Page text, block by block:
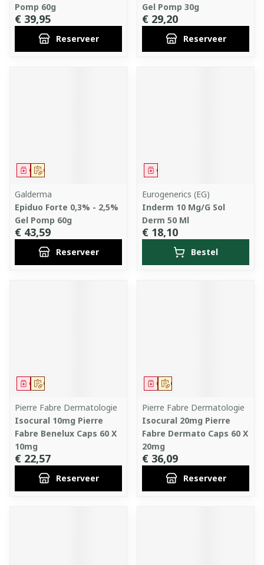
Pomp 60g
€ 39,95
Reserveer
Gel Pomp 30g
€ 29,20
Reserveer
Op voorschrift
Geneesmiddel
Galderma
Epiduo Forte 0,3% - 2,5%
Gel Pomp 60g
€ 43,59
Reserveer
Geneesmiddel
Eurogenerics (EG)
Inderm 10 Mg/G Sol
Derm 50 Ml
€ 18,10
Bestel
Op voorschrift
Geneesmiddel
Pierre Fabre Dermatologie
Isocural 10mg Pierre
Fabre Benelux Caps 60 X
10mg
€ 22,57
Reserveer
Op voorschrift
Geneesmiddel
Pierre Fabre Dermatologie
Isocural 20mg Pierre
Fabre Dermato Caps 60 X
20mg
€ 36,09
Reserveer